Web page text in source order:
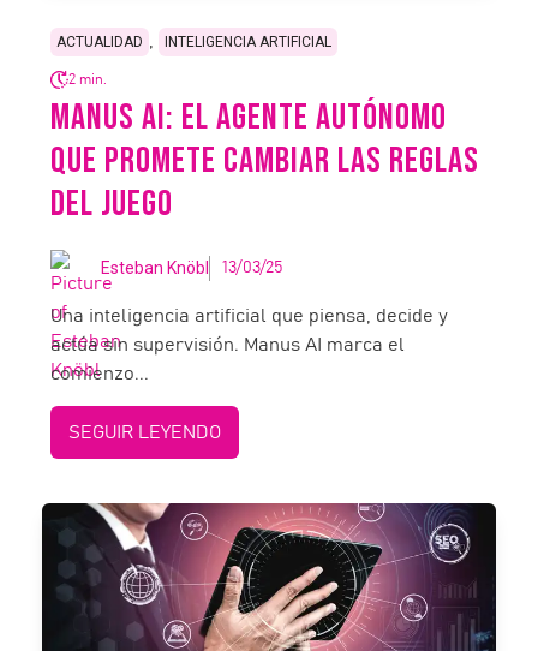
ACTUALIDAD , INTELIGENCIA ARTIFICIAL
2 min.
MANUS AI: EL AGENTE AUTÓNOMO
QUE PROMETE CAMBIAR LAS REGLAS
DEL JUEGO
Esteban Knöbl 13/03/25
Una inteligencia artificial que piensa, decide y
actúa sin supervisión. Manus AI marca el
comienzo...
SEGUIR LEYENDO